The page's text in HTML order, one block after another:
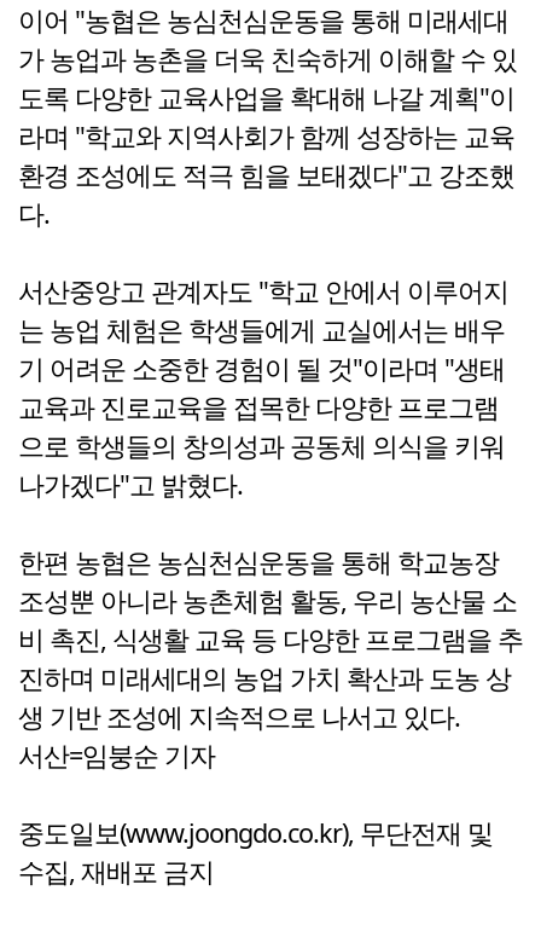
이어 "농협은 농심천심운동을 통해 미래세대
가 농업과 농촌을 더욱 친숙하게 이해할 수 있
도록 다양한 교육사업을 확대해 나갈 계획"이
라며 "학교와 지역사회가 함께 성장하는 교육
환경 조성에도 적극 힘을 보태겠다"고 강조했
다.
서산중앙고 관계자도 "학교 안에서 이루어지
는 농업 체험은 학생들에게 교실에서는 배우
기 어려운 소중한 경험이 될 것"이라며 "생태
교육과 진로교육을 접목한 다양한 프로그램
으로 학생들의 창의성과 공동체 의식을 키워
나가겠다"고 밝혔다.
한편 농협은 농심천심운동을 통해 학교농장
조성뿐 아니라 농촌체험 활동, 우리 농산물 소
비 촉진, 식생활 교육 등 다양한 프로그램을 추
진하며 미래세대의 농업 가치 확산과 도농 상
생 기반 조성에 지속적으로 나서고 있다.
서산=임붕순 기자
중도일보(www.joongdo.co.kr), 무단전재 및
수집, 재배포 금지